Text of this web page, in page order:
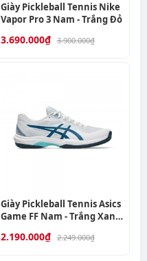
Giày Pickleball Tennis Nike
Vapor Pro 3 Nam - Trắng Đỏ
3.690.000₫ 3.900.000₫
Giày Pickleball Tennis Asics
Game FF Nam - Trắng Xanh
2.190.000₫ 2.249.000₫